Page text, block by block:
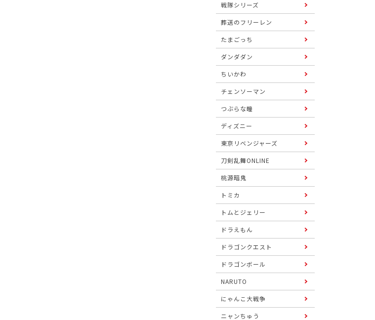
戦隊シリーズ
葬送のフリーレン
たまごっち
ダンダダン
ちいかわ
チェンソーマン
つぶらな瞳
ディズニー
東京リベンジャーズ
刀剣乱舞ONLINE
桃源暗鬼
トミカ
トムとジェリー
ドラえもん
ドラゴンクエスト
ドラゴンボール
NARUTO
にゃんこ大戦争
ニャンちゅう